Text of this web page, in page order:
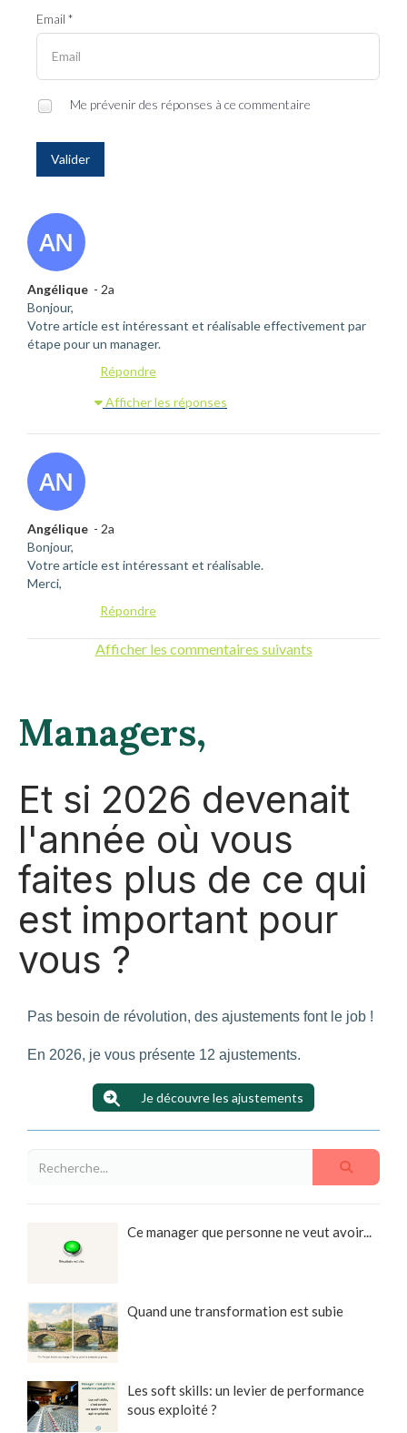
Email *
Me prévenir des réponses à ce commentaire
Valider
Angélique - 2a
Bonjour,
Votre article est intéressant et réalisable effectivement par
étape pour un manager.
Répondre
Afficher les réponses
Angélique - 2a
Bonjour,
Votre article est intéressant et réalisable.
Merci,
Répondre
Afficher les commentaires suivants
Managers,
Et si 2026 devenait
l'année où vous
faites plus de ce qui
est important pour
vous ?
Pas besoin de révolution, des ajustements font le job !
En 2026, je vous présente 12 ajustements.
Je découvre les ajustements
Ce manager que personne ne veut avoir...
Quand une transformation est subie
Les soft skills: un levier de performance
sous exploité ?